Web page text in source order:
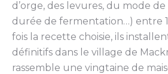
d’orge, des levures, du mode
durée de fermentation…) entre
fois la recette choisie, ils
définitifs dans le village de
rassemble une vingtaine de